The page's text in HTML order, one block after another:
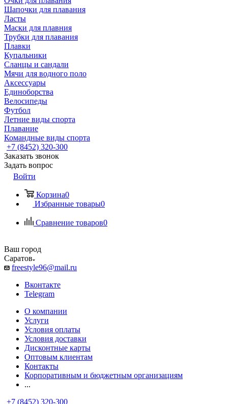
Шапочки для плавания
Ласты
Маски для плавния
Трубки для плавания
Плавки
Купальники
Сланцы и сандали
Мячи для водного поло
Аксессуары
Единоборства
Велосипеды
Футбол
Летние виды спорта
Плавание
Командные виды спорта
+7 (8452) 320-300
Заказать звонок
Задать вопрос
Войти
Корзина0
Избранные товары0
Сравнение товаров0
Ваш город
Саратов
freestyle96@mail.ru
Вконтакте
Telegram
О компании
Услуги
Условия оплаты
Условия доставки
Дисконтные карты
Оптовым клиентам
Контакты
Корпоративным и бюджетным организациям
...
+7 (8452) 320-300